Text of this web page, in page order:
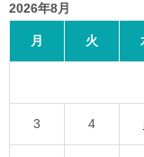
2026年8月
月 火
3 4